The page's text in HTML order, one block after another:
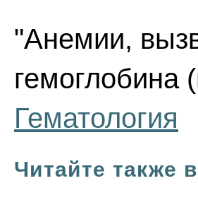
"Анемии,
гемоглобина
Гематология
Читайте также